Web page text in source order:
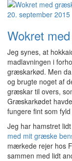
20. september 2015
Wokret
Jeg synes, at
madlavningen i
græskarkød. Men
og brugte noget af
græskar til overs,
Græskarkødet
fungere fint som
Jeg har hamstret
med mit græske
mærkede rejer hos
sammen med lidt